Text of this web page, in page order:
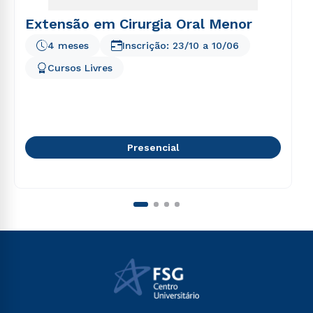
Extensão em Cirurgia Oral Menor
4 meses
Cursos Livres
Inscrição: 23/10 a 10/06
Presencial